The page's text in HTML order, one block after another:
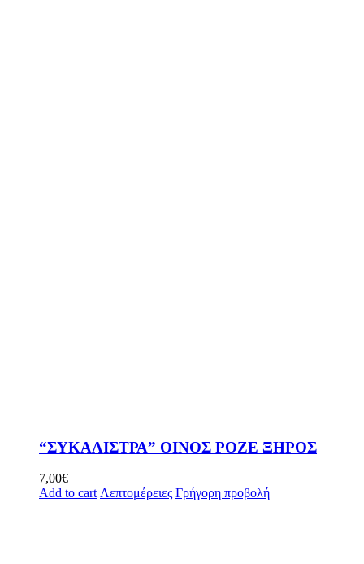
“ΣΥΚΑΛΙΣΤΡΑ” ΟΙΝΟΣ ΡΟΖΕ ΞΗΡΟΣ
7,00€
Add to cart Λεπτομέρειες Γρήγορη προβολή